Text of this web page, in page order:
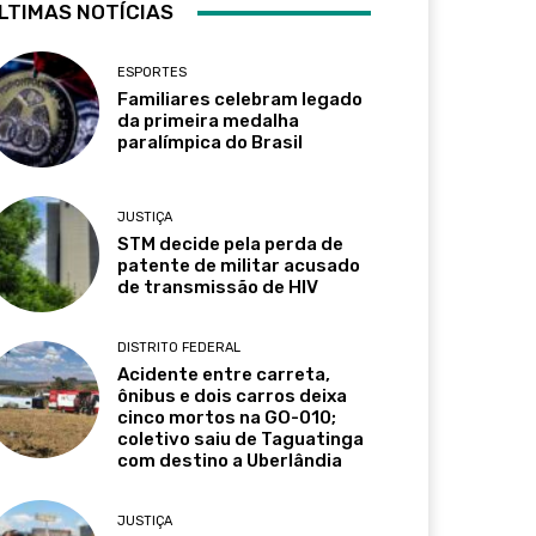
NOTÍCIAS
ESPORTES
Familiares celebram legado
da primeira medalha
paralímpica do Brasil
JUSTIÇA
STM decide pela perda de
patente de militar acusado
de transmissão de HIV
DISTRITO FEDERAL
Acidente entre carreta,
ônibus e dois carros deixa
cinco mortos na GO-010;
coletivo saiu de Taguatinga
com destino a Uberlândia
JUSTIÇA